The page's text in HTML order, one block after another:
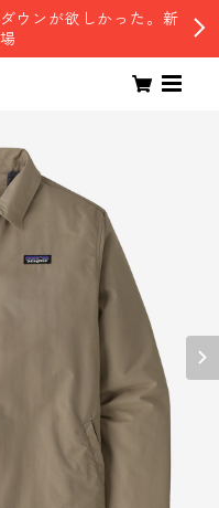
ウンが欲しかった。新